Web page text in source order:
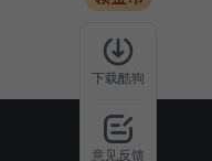
下载酷狗
意见反馈